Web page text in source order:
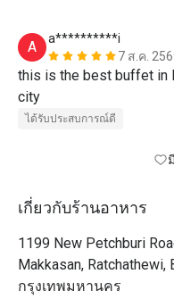
A
a**********i
7 ส.ค.
this is the best buffet in
city
ได้รับประสบการณ์ดี
เกี่ยวกับร้านอาหาร
1199 New Petchburi
Makkasan, Ratchathewi,
กรุงเทพมหานคร